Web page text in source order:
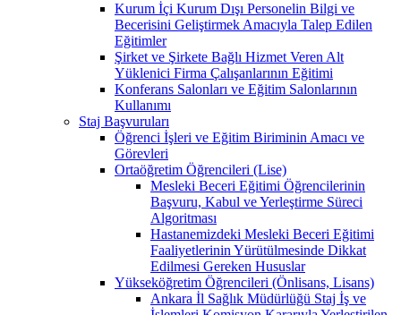
Kurum İçi Kurum Dışı Personelin Bilgi ve
Becerisini Geliştirmek Amacıyla Talep Edilen
Eğitimler
Şirket ve Şirkete Bağlı Hizmet Veren Alt
Yüklenici Firma Çalışanlarının Eğitimi
Konferans Salonları ve Eğitim Salonlarının
Kullanımı
Staj Başvuruları
Öğrenci İşleri ve Eğitim Biriminin Amacı ve
Görevleri
Ortaöğretim Öğrencileri (Lise)
Mesleki Beceri Eğitimi Öğrencilerinin
Başvuru, Kabul ve Yerleştirme Süreci
Algoritması
Hastanemizdeki Mesleki Beceri Eğitimi
Faaliyetlerinin Yürütülmesinde Dikkat
Edilmesi Gereken Hususlar
Yükseköğretim Öğrencileri (Önlisans, Lisans)
Ankara İl Sağlık Müdürlüğü Staj İş ve